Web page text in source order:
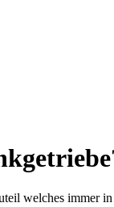
welches immer